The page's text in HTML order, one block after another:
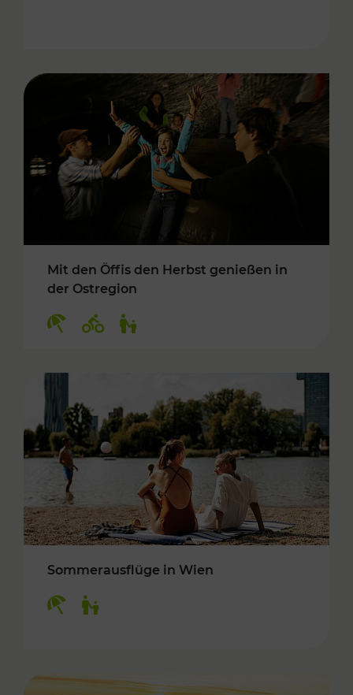
Mit den Öffis den Herbst genießen in
der Ostregion
Sommerausflüge in Wien